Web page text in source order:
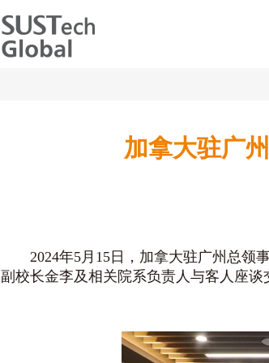
加拿大驻广
2024年5月15日，加拿大驻广州总领
副校长金李及相关院系负责人与客人座谈